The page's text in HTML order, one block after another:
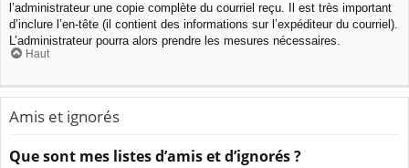
l’administrateur une copie complète du courriel reçu. Il est très important
d’inclure l’en-tête (il contient des informations sur l’expéditeur du courriel).
L’administrateur pourra alors prendre les mesures nécessaires.
Haut
Amis et ignorés
Que sont mes listes d’amis et d’ignorés ?